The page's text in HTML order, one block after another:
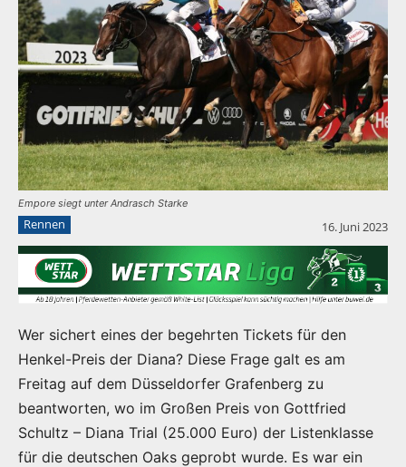
Empore siegt unter Andrasch Starke
Rennen 16. Juni 2023
Wer sichert eines der begehrten Tickets für den
Henkel-Preis der Diana? Diese Frage galt es am
Freitag auf dem Düsseldorfer Grafenberg zu
beantworten, wo im Großen Preis von Gottfried
Schultz – Diana Trial (25.000 Euro) der Listenklasse
für die deutschen Oaks geprobt wurde. Es war ein